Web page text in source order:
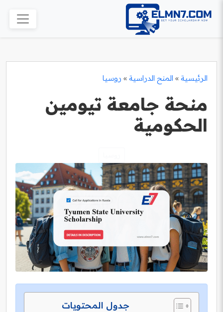
الرئيسية » المنح الدراسية » روسيا
منحة جامعة تيومين
الحكومية
جدول المحتويات